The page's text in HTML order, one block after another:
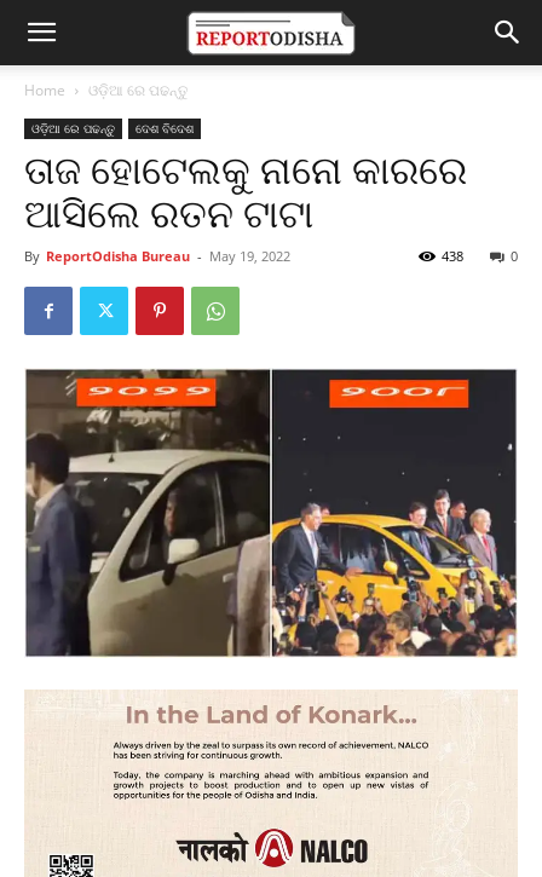
Home ଓଡ଼ିଆ ରେ ପଢନ୍ତୁ
ଓଡ଼ିଆ ରେ ପଢନ୍ତୁ ଦେଶ ବିଦେଶ
ତାଜ ହୋଟେଲକୁ ନାନୋ କାରରେ
ଆସିଲେ ରତନ ଟାଟା
By ReportOdisha Bureau - May 19, 2022 0
438